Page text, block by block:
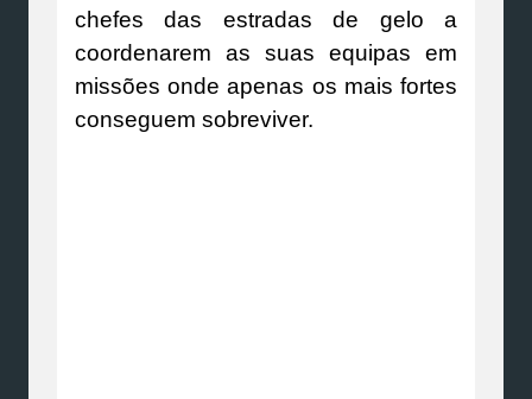
chefes das estradas de gelo a
coordenarem as suas equipas em
missões onde apenas os mais fortes
conseguem sobreviver.